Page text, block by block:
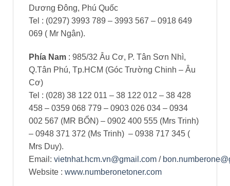
Dương Đông, Phú Quốc
Tel : (0297) 3993 789 – 3993 567 – 0918 649
069 ( Mr Ngân).
Phía Nam : 985/32 Âu Cơ, P. Tân Sơn Nhì,
Q.Tân Phú, Tp.HCM (Góc Trường Chinh – Âu
Cơ)
Tel : (028) 38 122 011 – 38 122 012 – 38 428
458 – 0359 068 779 – 0903 026 034 – 0934
002 567 (MR BỔN) – 0902 400 555 (Mrs Trinh)
– 0948 371 372 (Ms Trinh) – 0938 717 345 (
Mrs Duy).
Email: vietnhat.hcm.vn@gmail.com /
Website : www.numberonetoner.com